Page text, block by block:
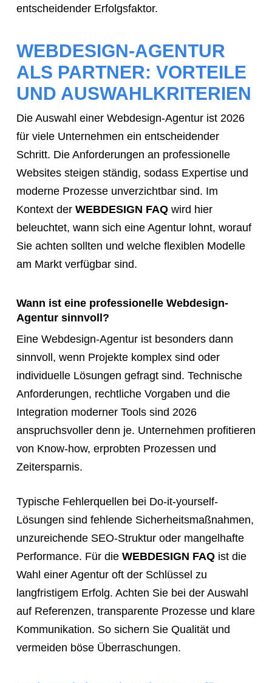
entscheidender Erfolgsfaktor.
WEBDESIGN-AGENTUR
ALS PARTNER: VORTEILE
UND AUSWAHLKRITERIEN
Die Auswahl einer Webdesign-Agentur ist 2026
für viele Unternehmen ein entscheidender
Schritt. Die Anforderungen an professionelle
Websites steigen ständig, sodass Expertise und
moderne Prozesse unverzichtbar sind. Im
Kontext der WEBDESIGN FAQwird hier
beleuchtet, wann sich eine Agentur lohnt, worauf
Sie achten sollten und welche flexiblen Modelle
am Markt verfügbar sind.
Wann ist eine professionelle Webdesign-
Agentur sinnvoll?
Eine Webdesign-Agentur ist besonders dann
sinnvoll, wenn Projekte komplex sind oder
individuelle Lösungen gefragt sind. Technische
Anforderungen, rechtliche Vorgaben und die
Integration moderner Tools sind 2026
anspruchsvoller denn je. Unternehmen profitieren
von Know-how, erprobten Prozessen und
Zeitersparnis.
Typische Fehlerquellen bei Do-it-yourself-
Lösungen sind fehlende Sicherheitsmaßnahmen,
unzureichende SEO-Struktur oder mangelhafte
Performance. Für die WEBDESIGN FAQist die
Wahl einer Agentur oft der Schlüssel zu
langfristigem Erfolg. Achten Sie bei der Auswahl
auf Referenzen, transparente Prozesse und klare
Kommunikation. So sichern Sie Qualität und
vermeiden böse Überraschungen.